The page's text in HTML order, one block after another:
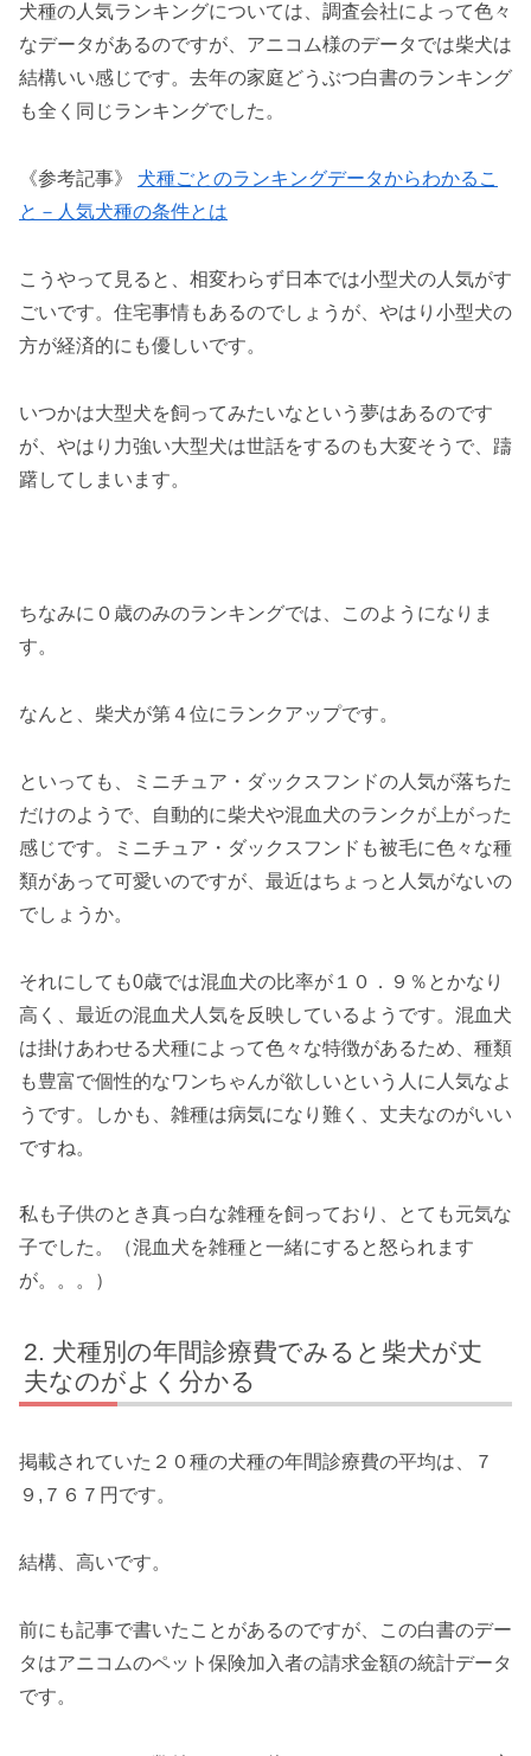
犬種の人気ランキングについては、調査会社によって色々
なデータがあるのですが、アニコム様のデータでは柴犬は
結構いい感じです。去年の家庭どうぶつ白書のランキング
も全く同じランキングでした。
《参考記事》 犬種ごとのランキングデータからわかるこ
と－人気犬種の条件とは
こうやって見ると、相変わらず日本では小型犬の人気がす
ごいです。住宅事情もあるのでしょうが、やはり小型犬の
方が経済的にも優しいです。
いつかは大型犬を飼ってみたいなという夢はあるのです
が、やはり力強い大型犬は世話をするのも大変そうで、躊
躇してしまいます。
ちなみに０歳のみのランキングでは、このようになりま
す。
なんと、柴犬が第４位にランクアップです。
といっても、ミニチュア・ダックスフンドの人気が落ちた
だけのようで、自動的に柴犬や混血犬のランクが上がった
感じです。ミニチュア・ダックスフンドも被毛に色々な種
類があって可愛いのですが、最近はちょっと人気がないの
でしょうか。
それにしても0歳では混血犬の比率が１０．９％とかなり
高く、最近の混血犬人気を反映しているようです。混血犬
は掛けあわせる犬種によって色々な特徴があるため、種類
も豊富で個性的なワンちゃんが欲しいという人に人気なよ
うです。しかも、雑種は病気になり難く、丈夫なのがいい
ですね。
私も子供のとき真っ白な雑種を飼っており、とても元気な
子でした。（混血犬を雑種と一緒にすると怒られます
が。。。）
犬種別の年間診療費でみると柴犬が丈
夫なのがよく分かる
掲載されていた２０種の犬種の年間診療費の平均は、７
９,７６７円です。
結構、高いです。
前にも記事で書いたことがあるのですが、この白書のデー
タはアニコムのペット保険加入者の請求金額の統計データ
です。